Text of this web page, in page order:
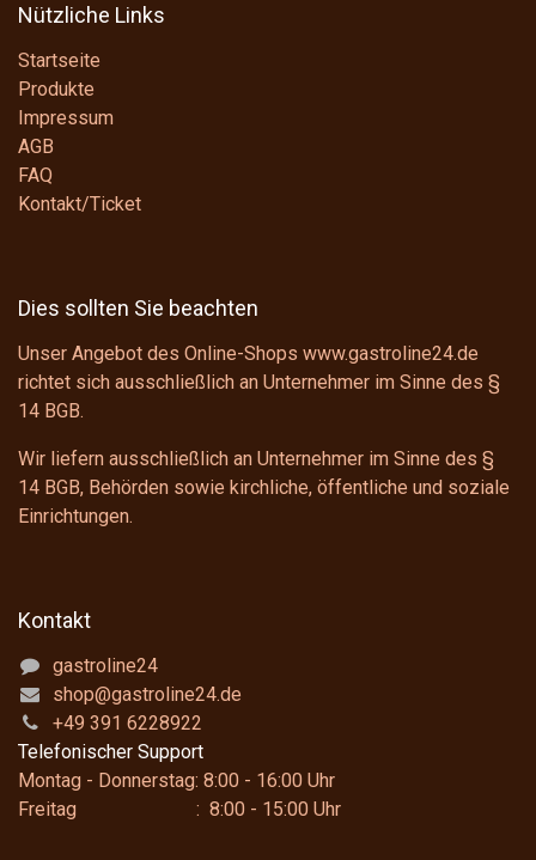
Nützliche Links
Startseite
Produkte
Impressum
AGB
FAQ
Kontakt/Ticket
Dies sollten Sie beachten
Unser Angebot des Online-Shops www.gastroline24.de
richtet sich ausschließlich an Unternehmer im Sinne des §
14 BGB.
Wir liefern ausschließlich an Unternehmer im Sinne des §
14 BGB, Behörden sowie kirchliche, öffentliche und soziale
Einrichtungen.
Kontakt
gastroline24
shop@gastroline24.de
+49 391 6228922
Telefonischer Support
Montag - Donnerstag: 8:00 - 16:00 Uhr
Freitag : 8:00 - 15:00 Uhr